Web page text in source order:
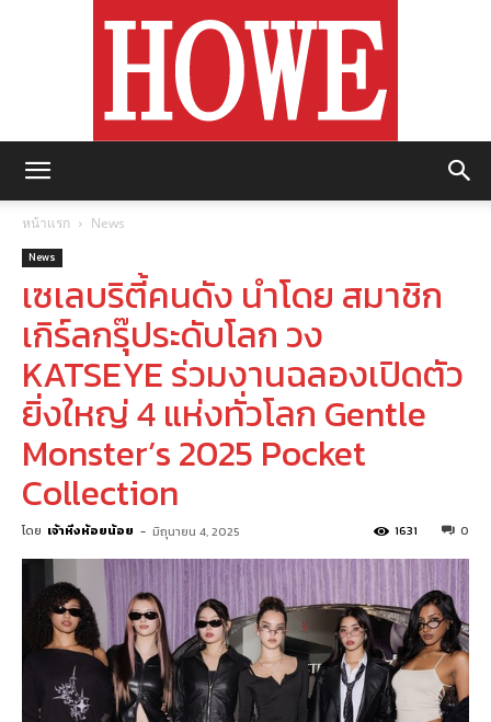
หน้าแรก News
News
เซเลบริตี้คนดัง นำโดย สมาชิก
เกิร์ลกรุ๊ประดับโลก วง
KATSEYE ร่วมงานฉลองเปิดตัว
ยิ่งใหญ่ 4 แห่งทั่วโลก Gentle
Monster’s 2025 Pocket
Collection
โดย เจ้าหิ่งห้อยน้อย - มิถุนายน 4, 2025 0
1631